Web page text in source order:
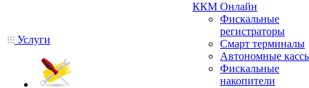
Услуги
ККМ Онлайн
Фискальные
регистраторы
Смарт терминалы
Автономные
Фискальные
накопители